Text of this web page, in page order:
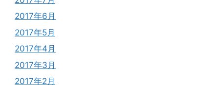
2017年6月
2017年5月
2017年4月
2017年3月
2017年2月